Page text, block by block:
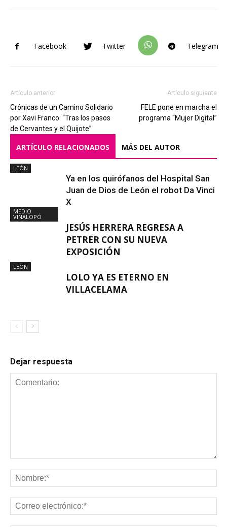
Facebook Twitter Telegram
Artículo anterior
Crónicas de un Camino Solidario
por Xavi Franco: “Tras los pasos
de Cervantes y el Quijote”
Artículo siguiente
FELE pone en marcha el
programa “Mujer Digital”
ARTÍCULO RELACIONADOS MÁS DEL AUTOR
LEÓN
Ya en los quirófanos del Hospital San
Juan de Dios de León el robot Da Vinci
X
MEDIO
VINALOPÓ
JESÚS HERRERA REGRESA A
PETRER CON SU NUEVA
EXPOSICIÓN
LEÓN
LOLO YA ES ETERNO EN
VILLACELAMA
Dejar respuesta